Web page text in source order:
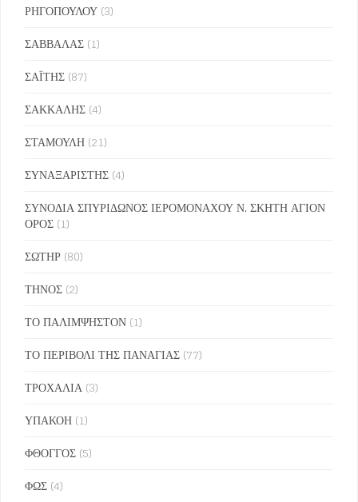
ΡΗΓΟΠΟΥΛΟΥ (3)
ΣΑΒΒΑΛΑΣ (1)
ΣΑΪΤΗΣ (87)
ΣΑΚΚΑΛΗΣ (4)
ΣΤΑΜΟΥΛΗ (21)
ΣΥΝΑΞΑΡΙΣΤΗΣ (4)
ΣΥΝΟΔΙΑ ΣΠΥΡΙΔΩΝΟΣ ΙΕΡΟΜΟΝΑΧΟΥ Ν. ΣΚΗΤΗ ΑΓΙΟΝ
ΟΡΟΣ (1)
ΣΩΤΗΡ (80)
ΤΗΝΟΣ (2)
ΤΟ ΠΑΛΙΜΨΗΣΤΟΝ (1)
ΤΟ ΠΕΡΙΒΟΛΙ ΤΗΣ ΠΑΝΑΓΙΑΣ (77)
ΤΡΟΧΑΛΙΑ (3)
ΥΠΑΚΟΗ (1)
ΦΘΟΓΓΟΣ (5)
ΦΩΣ (4)